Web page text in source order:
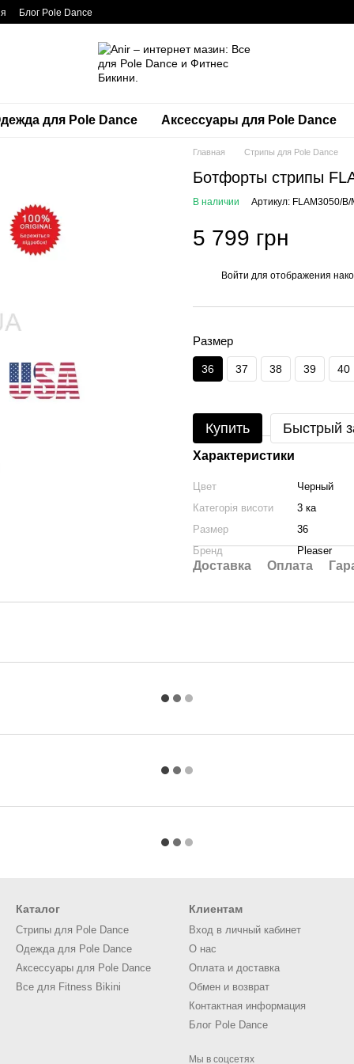
Блог Pole Dance
для Pole Dance Аксессуары для Pole Dance
Главная Стрипы для Pole Dance
Ботфорты стрипы
В наличии Артикул: FLAM3050/B/
5 799 грн
Войти для отображения
Размер
36 37 38 39 40
Купить Быстрый
Характеристики
Цвет
Черный
Категорія висоти
3 ка
Размер
36
Бренд
Pleaser
Доставка Оплата
Каталог
Стрипы для Pole Dance
Одежда для Pole Dance
Аксессуары для Pole Dance
Все для Fitness Bikini
Клиентам
Вход в личный кабинет
О нас
Оплата и доставка
Обмен и возврат
Контактная информация
Блог Pole Dance
Мы в соцсетях